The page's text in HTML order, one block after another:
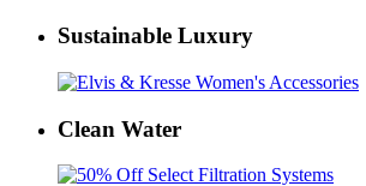
Sustainable Luxury
Clean Water